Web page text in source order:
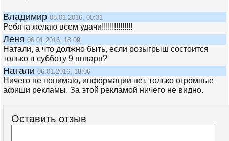
Владимир 08.01.2016, 00:31
Ребята желаю всем удачи!!!!!!!!!!!!!!!
Леня 06.01.2016, 18:09
Натали, а что должно быть, если розыгрыш состоится
только в субботу 9 января?
Натали 06.01.2016, 18:06
Ничего не понимаю, информации нет, только огромные
афиши рекламы. За этой рекламой ничего не видно.
Оставить отзыв